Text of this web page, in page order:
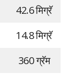
42.6 मिग्रॅ
14.8 मिग्रॅ
360 ग्रॅम